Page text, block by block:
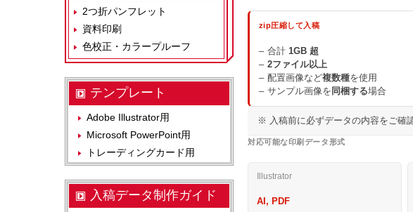
zip圧縮して入稿
合計 1GB 超
2ファイル以上
配置画像など複数種を使用
サンプル画像を 同梱する場合
※ 入稿前に必ずデータの内容をご確
対応可能な印刷データ形式
Illustrator
AI, PDF
2つ折パンフレット
資料印刷
色校正・カラープルーフ
テンプレート
Adobe Illustrator用
Microsoft PowerPoint用
トレーディングカード用
入稿データ制作ガイド